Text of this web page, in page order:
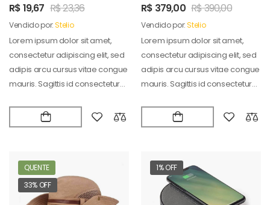
R$19,67 R$23,36
Vendido por:Stelio
Lorem ipsum dolor sit amet,
consectetur adipiscing elit, sed
adipis arcu cursus vitae congue
mauris. Sagittis id consectetur
R$ 379,00 R$390,00
Vendido por:Stelio
Lorem ipsum dolor sit amet,
consectetur adipiscing elit, sed
adipis arcu cursus vitae congue
mauris. Sagittis id consectetur
QUENTE
33% OFF
1% OFF